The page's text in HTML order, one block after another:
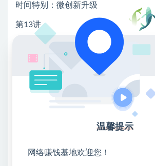
时间特别：微创新升级
第13讲
地域特别：微创新升级
第14讲
操作原理：微创新升级
发明创造：微创新升级
温馨提示
网络赚钱基地欢迎您！